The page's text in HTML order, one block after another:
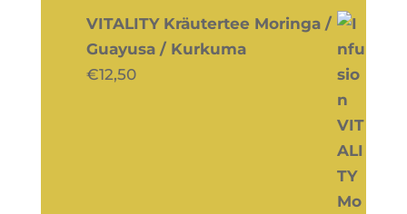
VITALITY Kräutertee Moringa /
Guayusa / Kurkuma
€12,50